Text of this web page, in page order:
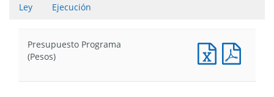
Ley Ejecución
Presupuesto Programa
(Pesos)
Presupuesto
Programa